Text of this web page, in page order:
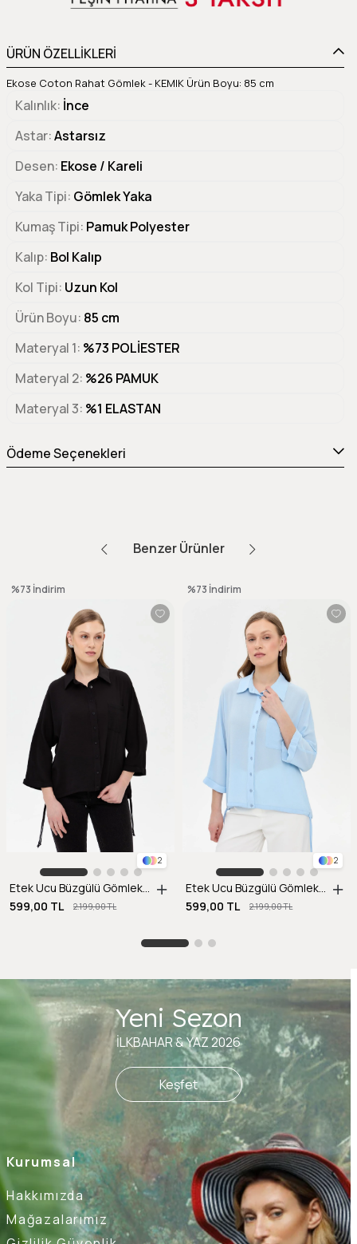
ÜRÜN ÖZELLİKLERİ
Ekose Coton Rahat Gömlek - KEMIK Ürün Boyu: 85 cm
Kalınlık İnce
Astar Astarsız
Desen Ekose / Kareli
Yaka Tipi Gömlek Yaka
Kumaş Tipi Pamuk Polyester
Kalıp Bol Kalıp
Kol Tipi Uzun Kol
Ürün Boyu 85 cm
Materyal 1 %73 POLİESTER
Materyal 2 %26 PAMUK
Materyal 3 %1 ELASTAN
Ödeme Seçenekleri
Benzer Ürünler
2
599,00 TL
2.199,00 TL
%73 İndirim
2
599,00 TL
2.199,00 TL
%73 İndirim
Kurumsal
Hakkımızda
Mağazalarımız
Yeni Sezon
İLKBAHAR & YAZ 2026
Keşfet